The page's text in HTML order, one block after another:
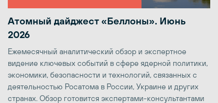
Атомный дайджест «Беллоны». Июнь
2026
Ежемесячный аналитический обзор и экспертное
видение ключевых событий в сфере ядерной политики,
экономики, безопасности и технологий, связанных с
деятельностью Росатома в России, Украине и других
странах. Обзор готовится экспертами-консультантами